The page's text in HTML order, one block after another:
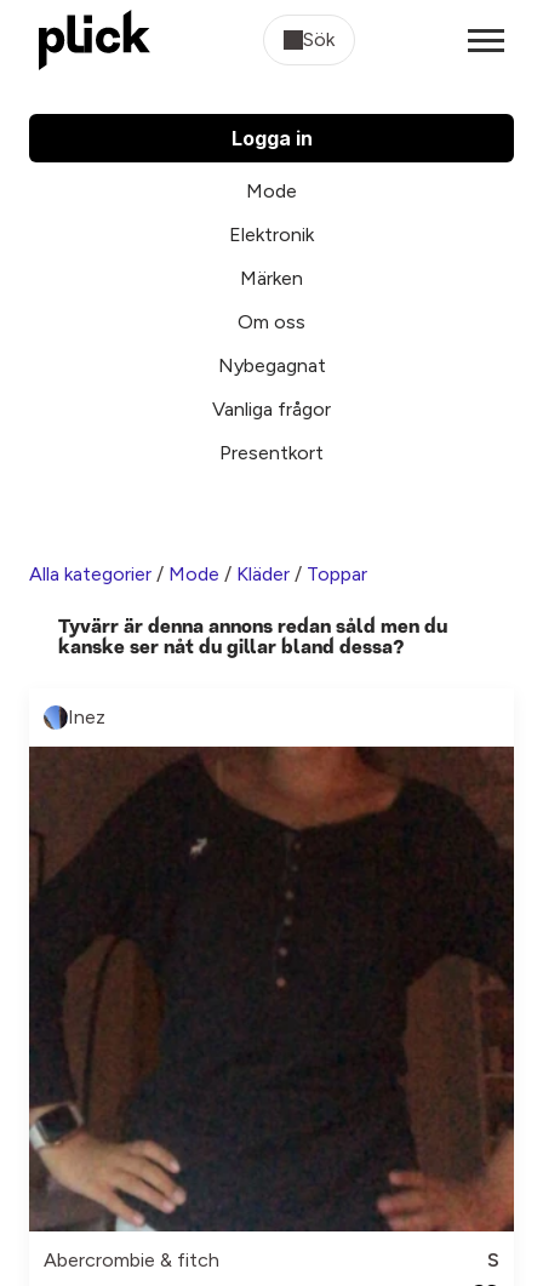
Sök
Logga in
Mode
Elektronik
Märken
Om oss
Nybegagnat
Vanliga frågor
Presentkort
Alla kategorier / Mode / Kläder / Toppar
Tyvärr är denna annons redan såld men du
kanske ser nåt du gillar bland dessa?
Inez
Abercrombie & fitch
S